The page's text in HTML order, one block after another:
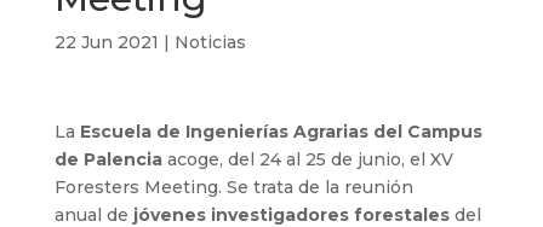
22 Jun 2021 | Noticias
La Escuela de Ingenierías Agrarias del Campus
de Palenciaacoge, del 24 al 25 de junio, el XV
Foresters Meeting. Se trata de la reunión
anual de jóvenes investigadores forestalesdel